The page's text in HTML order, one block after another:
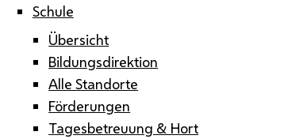
Schule
Übersicht
Bildungsdirektion
Alle Standorte
Förderungen
Tagesbetreuung & Hort